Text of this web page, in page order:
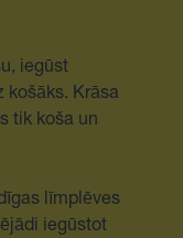
iegūst
košāks. Krāsa
tik koša un
līmplēves
iegūstot